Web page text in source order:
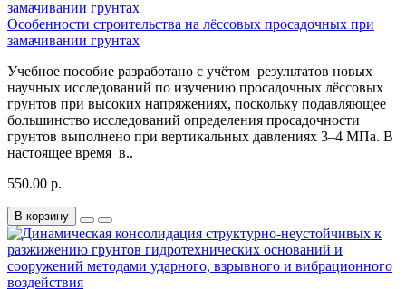
Особенности строительства на лёссовых просадочных при
замачивании грунтах
Учебное пособие разработано с учётом результатов новых
научных исследований по изучению просадочных лёссовых
грунтов при высоких напряжениях, поскольку подавляющее
большинство исследований определения просадочности
грунтов выполнено при вертикальных давлениях 3–4 МПа. В
настоящее время в..
550.00 р.
В корзину